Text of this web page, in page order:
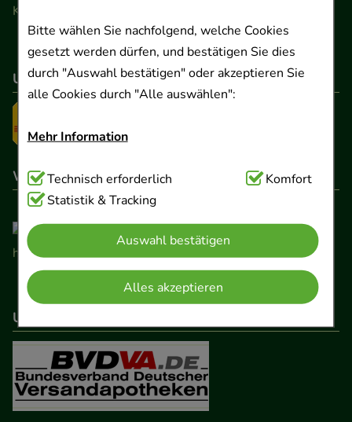
Bitte wählen Sie nachfolgend, welche Cookies
gesetzt werden dürfen, und bestätigen Sie dies
durch "Auswahl bestätigen" oder akzeptieren Sie
alle Cookies durch "Alle auswählen":
Mehr Information
Technisch Notwendig:Hierbei handelt es sich um
Cookies, die für die Grundfunktionen unserer
Website notwendig sind (z.B. Navigation,
Warenkorb, Kundenkonto), weshalb auf diese nicht
verzichtet werden kann.
Komfort:Diese Cookies werden genutzt um das
Einkaufserlebnis noch ansprechender zu gestalten,
beispielsweise für die Wiedererkennung des
Besuchers oder unsere Seite an bevorzugte
Verhaltensweisen (z.B. Spracheinstellung)
anzupassen. Komfort-Cookies ermöglichen es uns
Technisch erforderlich
Komfort
Statistik & Tracking
Auswahl bestätigen
Alles akzeptieren
Kontaktformular
Unser Versanddienstleister
Wir sind hier gelistet
Unser Netzwerk